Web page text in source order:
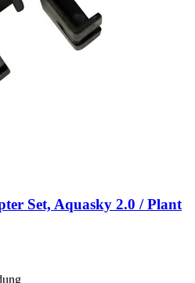
Set, Aquasky 2.0 / Plant